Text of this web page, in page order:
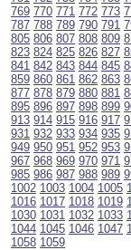
769 770 771 772 773
787 788 789 790 791
805 806 807 808 809
823 824 825 826 827
841 842 843 844 845
859 860 861 862 863
877 878 879 880 881
895 896 897 898 899
913 914 915 916 917
931 932 933 934 935
949 950 951 952 953
967 968 969 970 971
985 986 987 988 989
1002 1003 1004 1005
1016 1017 1018 1019
1030 1031 1032 1033
1044 1045 1046 1047
1058 1059